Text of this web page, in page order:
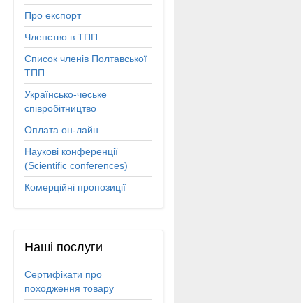
Про експорт
Членство в ТПП
Список членів Полтавської
ТПП
Українсько-чеське
співробітництво
Оплата он-лайн
Наукові конференції
(Scientific conferences)
Комерційні пропозиції
Наші послуги
Сертифікати про
походження товару